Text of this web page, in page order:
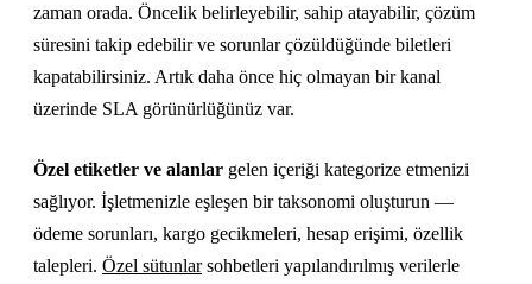
zaman orada. Öncelik belirleyebilir, sahip atayabilir, çözüm
süresini takip edebilir ve sorunlar çözüldüğünde biletleri
kapatabilirsiniz. Artık daha önce hiç olmayan bir kanal
üzerinde SLA görünürlüğünüz var.
Özel etiketler ve alanlar gelen içeriği kategorize etmenizi
sağlıyor. İşletmenizle eşleşen bir taksonomi oluşturun —
ödeme sorunları, kargo gecikmeleri, hesap erişimi, özellik
talepleri. Özel sütunlarsohbetleri yapılandırılmış verilerle